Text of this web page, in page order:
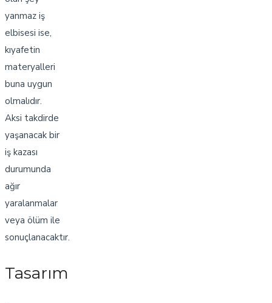
yanmaz iş
elbisesi ise,
kıyafetin
materyalleri
buna uygun
olmalıdır.
Aksi takdirde
yaşanacak bir
iş kazası
durumunda
ağır
yaralanmalar
veya ölüm ile
sonuçlanacaktır.
Tasarım